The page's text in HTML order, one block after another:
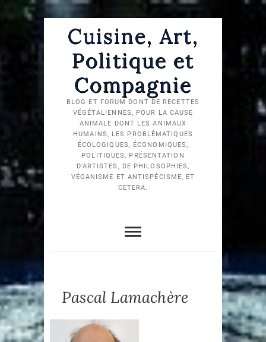
Cuisine, Art,
Politique et
Compagnie
BLOG ET FORUM DONT DE RECETTES
VÉGÉTALIENNES, POUR LA CAUSE
ANIMALE DONT LES ANIMAUX
HUMAINS, LES PROBLÉMATIQUES
ÉCOLOGIQUES, ÉCONOMIQUES,
POLITIQUES, PRÉSENTATION
D'ARTISTES, DE PHILOSOPHIES,
VÉGANISME ET ANTISPÉCISME, ET
CETERA.
social
pour
politique
YouTube
Politique
Pascal Lamachère